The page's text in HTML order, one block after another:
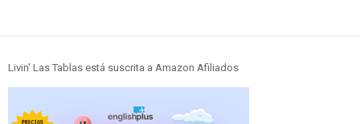
Livin' Las Tablas está suscrita a Amazon Afiliados